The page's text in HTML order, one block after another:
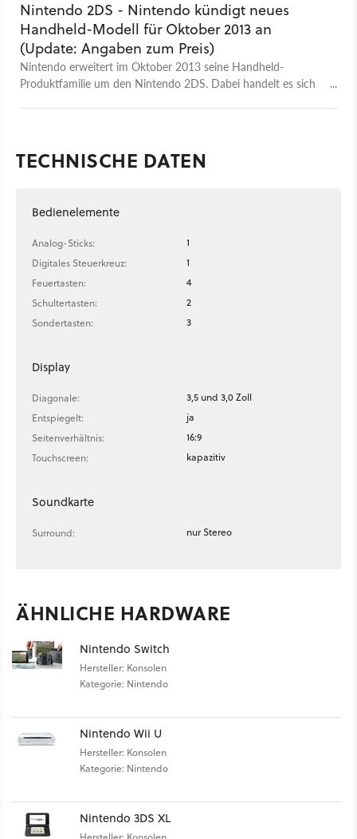
Nintendo 2DS - Nintendo kündigt neues
Handheld-Modell für Oktober 2013 an
(Update: Angaben zum Preis)
Nintendo erweitert im Oktober 2013 seine Handheld-
Produktfamilie um den Nintendo 2DS. Dabei handelt es sich
TECHNISCHE DATEN
Bedienelemente
Analog-Sticks:
1
Digitales Steuerkreuz:
1
Feuertasten:
4
Schultertasten:
2
Sondertasten:
3
Display
Diagonale:
3,5 und 3,0 Zoll
Entspiegelt:
ja
Seitenverhältnis:
16:9
Touchscreen:
kapazitiv
Soundkarte
Surround: nur Stereo
ÄHNLICHE HARDWARE
Nintendo Switch
Hersteller: Konsolen
Kategorie: Nintendo
Nintendo Wii U
Hersteller: Konsolen
Kategorie: Nintendo
Nintendo 3DS XL